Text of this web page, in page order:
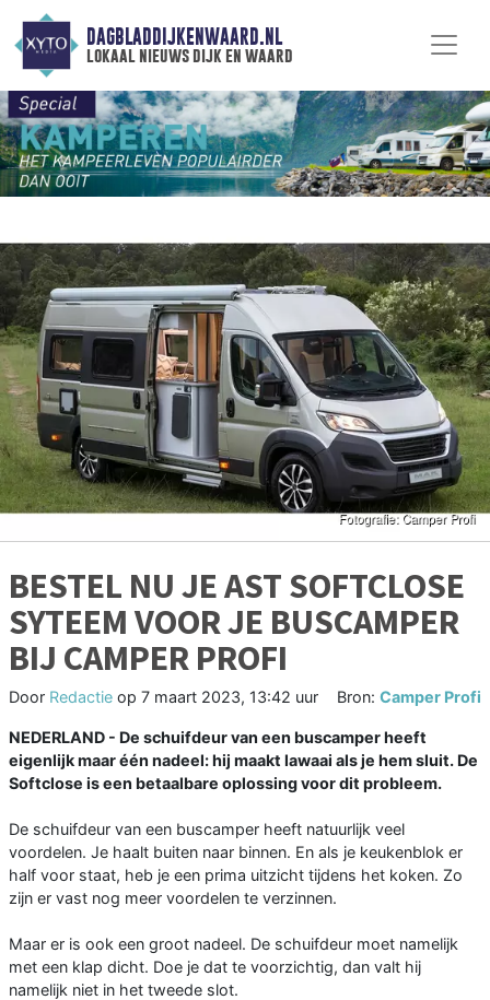
DAGBLADDIJKENWAARD.NL
lokaal nieuws dijk en waard
BESTEL NU JE AST SOFTCLOSE
SYTEEM VOOR JE BUSCAMPER
BIJ CAMPER PROFI
Door Redactie op 7 maart 2023, 13:42 uur Bron: Camper Profi
NEDERLAND - De schuifdeur van een buscamper heeft
eigenlijk maar één nadeel: hij maakt lawaai als je hem sluit. De
Softclose is een betaalbare oplossing voor dit probleem.
De schuifdeur van een buscamper heeft natuurlijk veel
voordelen. Je haalt buiten naar binnen. En als je keukenblok er
half voor staat, heb je een prima uitzicht tijdens het koken. Zo
zijn er vast nog meer voordelen te verzinnen.
Maar er is ook een groot nadeel. De schuifdeur moet namelijk
met een klap dicht. Doe je dat te voorzichtig, dan valt hij
namelijk niet in het tweede slot.